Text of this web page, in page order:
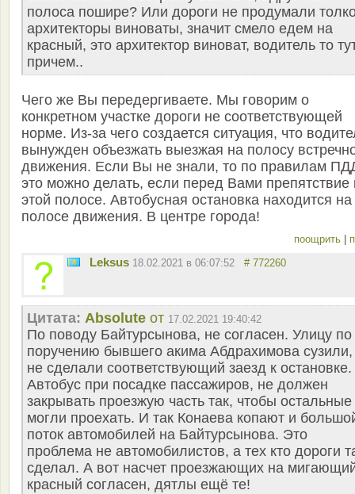
полоса пошире? Или дороги не продумали
архитекторы виноваты, значит смело едем на
красный, это архитектор виноват, водитель то
причем..
Чего же Вы передергиваете. Мы говорим о
конкретном участке дороги не соответствующей
норме. Из-за чего создается ситуация, что
вынужден объезжать выезжая на полосу
движения. Если Вы не знали, то по правилам
это можно делать, если перед Вами препятствие
этой полосе. Автобусная остановка находится на
полосе движения. В центре города!
поощрить
Leksus 18.02.2021 в 06:07:52 # 772260
Цитата: Absolute от 17.02.2021 19:40:42
По поводу Байтурсынова, не согласен. Улицу по
поручению бывшего акима Абдрахимова
не сделали соответствующий заезд к остановке.
Автобус при посадке пассажиров, не должен
закрывать проезжую часть так, чтобы
могли проехать. И так Конаева копают и
поток автомобилей на Байтурсынова. Это
проблема не автомобилистов, а тех кто дороги
сделал. А вот насчет проезжающих на
красный согласен, дятлы ещё те!